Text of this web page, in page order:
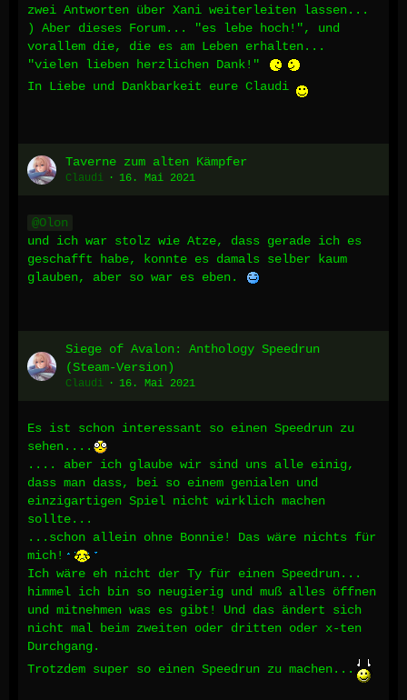
zwei Antworten über Xani weiterleiten lassen...
) Aber dieses Forum... "es lebe hoch!", und
vorallem die, die es am Leben erhalten...
"vielen lieben herzlichen Dank!"
In Liebe und Dankbarkeit eure Claudi
Taverne zum alten Kämpfer
Claudi 16. Mai 2021
Olon
und ich war stolz wie Atze, dass gerade ich es
geschafft habe, konnte es damals selber kaum
glauben, aber so war es eben.
Siege of Avalon: Anthology Speedrun
(Steam-Version)
Claudi 16. Mai 2021
Es ist schon interessant so einen Speedrun zu
sehen....
.... aber ich glaube wir sind uns alle einig,
dass man dass, bei so einem genialen und
einzigartigen Spiel nicht wirklich machen
sollte...
...schon allein ohne Bonnie! Das wäre nichts für
mich!
Ich wäre eh nicht der Ty für einen Speedrun...
himmel ich bin so neugierig und muß alles öffnen
und mitnehmen was es gibt! Und das ändert sich
nicht mal beim zweiten oder dritten oder x-ten
Durchgang.
Trotzdem super so einen Speedrun zu machen...